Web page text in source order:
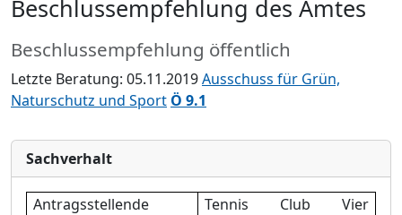
Beschlussempfehlung des Amtes
Beschlussempfehlung öffentlich
Letzte Beratung: 05.11.2019Ausschuss für Grün,
Naturschutz und Sport Ö 9.1
Sachverhalt
Antragsstellende Tennis ClubVier